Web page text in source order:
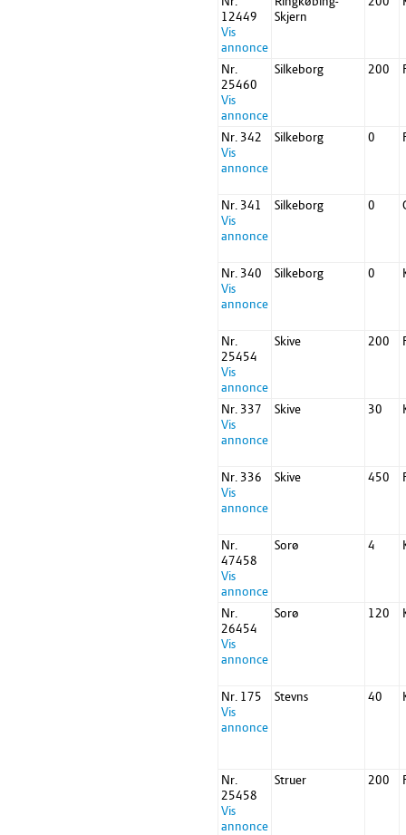
12449
Vis
annonce
Skjern
Nr.
25460
Vis
annonce
Silkeborg 200
Nr. 342
Vis
annonce
Silkeborg 0
Nr. 341
Vis
annonce
Silkeborg 0
Nr. 340
Vis
annonce
Silkeborg 0
Nr.
25454
Vis
annonce
Skive 200
Nr. 337
Vis
annonce
Skive 30
Nr. 336
Vis
annonce
Skive 450
Nr.
47458
Vis
annonce
Sorø 4
Nr.
26454
Vis
annonce
Sorø 120
Nr. 175
Vis
annonce
Stevns 40
Nr.
25458
Vis
annonce
Struer 200